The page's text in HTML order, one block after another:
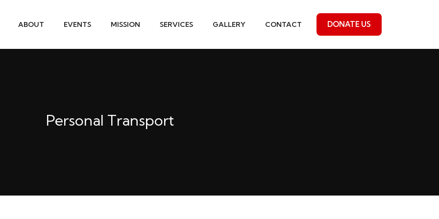
ABOUT EVENTS MISSION SERVICES GALLERY CONTACT DONATE US
Personal Transport